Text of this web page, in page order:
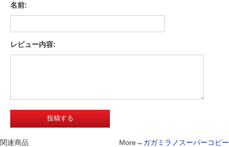
名前:
レビュー内容:
関連商品 More→ ガガミラノスーパーコピー